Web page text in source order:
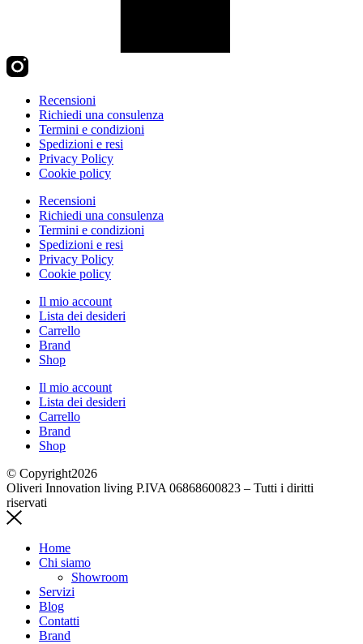
Recensioni
Richiedi una consulenza
Termini e condizioni
Spedizioni e resi
Privacy Policy
Cookie policy
Recensioni
Richiedi una consulenza
Termini e condizioni
Spedizioni e resi
Privacy Policy
Cookie policy
Il mio account
Lista dei desideri
Carrello
Brand
Shop
Il mio account
Lista dei desideri
Carrello
Brand
Shop
© Copyright2026
Oliveri Innovation living P.IVA 06868600823 – Tutti i diritti
riservati
Home
Chi siamo
Showroom
Servizi
Blog
Contatti
Brand